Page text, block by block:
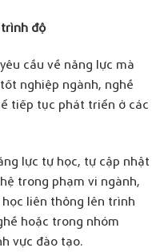
độ
cầu về năng lực mà
nghiệp ngành, nghề
tiếp tục phát triển ở các
lực tự học, tự cập nhật
trong phạm vi ngành,
liên thông lên trình
hoặc trong nhóm
vực đào tạo.